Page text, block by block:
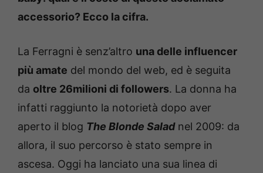
accessorio? Ecco la cifra.
La Ferragni è senz’altro una delle influencer
più amate del mondo del web, ed è seguita
da oltre 26milioni di followers. La donna ha
infatti raggiunto la notorietà dopo aver
aperto il blog The Blonde Saladnel 2009: da
allora, il suo percorso è stato sempre in
ascesa. Oggi ha lanciato una sua linea di